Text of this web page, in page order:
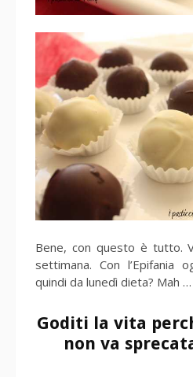
Bene, con questo è tutto.
settimana. Con
quindi da lunedì dieta? Mah
Goditi la vita
non va